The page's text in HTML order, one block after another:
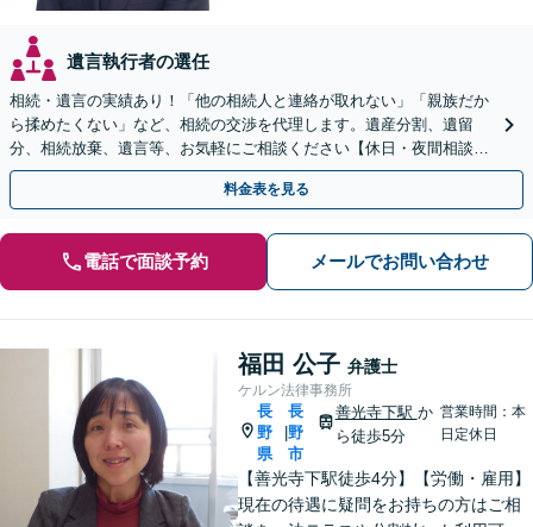
遺言執行者の選任
相続・遺言の実績あり！「他の相続人と連絡が取れない」「親族だか
ら揉めたくない」など、相続の交渉を代理します。遺産分割、遺留
分、相続放棄、遺言等、お気軽にご相談ください【休日・夜間相談
可】【柏崎駅4分】【近隣駐車場あり】【弁護士歴10年以上】
料金表を見る
電話で面談予約 メールでお問い合わせ
福田 公子 弁護士
ケルン法律事務所
長
野
県
|
長
野
市
善光寺下駅 か
ら徒歩5分
営業時間：本
日定休日
【善光寺下駅徒歩4分】【労働・雇用】
現在の待遇に疑問をお持ちの方はご相